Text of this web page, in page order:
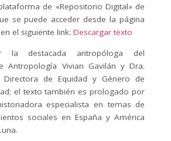
de «Repositorio Digital» de
se puede acceder desde la página
el siguiente link: Descargar texto
la destacada antropóloga del
Antropología Vivian Gavilán y Dra.
Directora de Equidad y Género de
el texto también es prologado por
especialista en temas de
sociales en España y América